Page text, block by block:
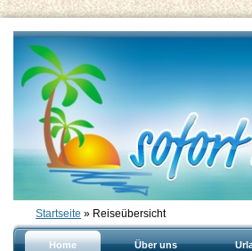
Startseite » Reiseübersicht
Home Über uns